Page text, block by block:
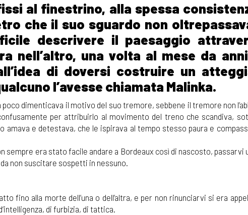
al finestrino, alla spessa
che il suo sguardo non
descrivere il paesaggio
nell’altro, una volta al mese da
di doversi costruire un
l’avesse chiamata Malinka.
dimenticava il motivo del suo tremore, sebbene il tremore non
per attribuirlo al movimento del treno che scandiva,
e detestava, che le ispirava al tempo stesso paura e
sempre era stato facile andare a Bordeaux così di nascosto, passarvi
non suscitare sospetti in nessuno.
fino alla morte dell’una o dell’altra, e per non rinunciarvi si era
di furbizia, di tattica.